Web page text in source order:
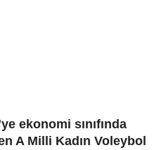
ekonomi sınıfında
A Milli Kadın Voleybol